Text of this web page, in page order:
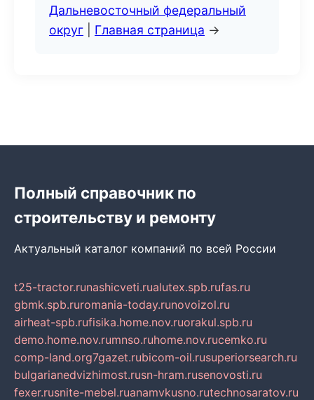
Дальневосточный федеральный
округ
Главная страница →
Полный справочник по
строительству и ремонту
Актуальный каталог компаний по всей России
t25-tractor.runashicveti.rualutex.spb.rufas.ru
gbmk.spb.ruromania-today.runovoizol.ru
airheat-spb.rufisika.home.nov.ruorakul.spb.ru
demo.home.nov.rumnso.ruhome.nov.rucemko.ru
comp-land.org7gazet.rubicom-oil.rusuperiorsearch.ru
bulgarianedvizhimost.rusn-hram.rusenovosti.ru
fexer.rusnite-mebel.ruanamvkusno.rutechnosaratov.ru